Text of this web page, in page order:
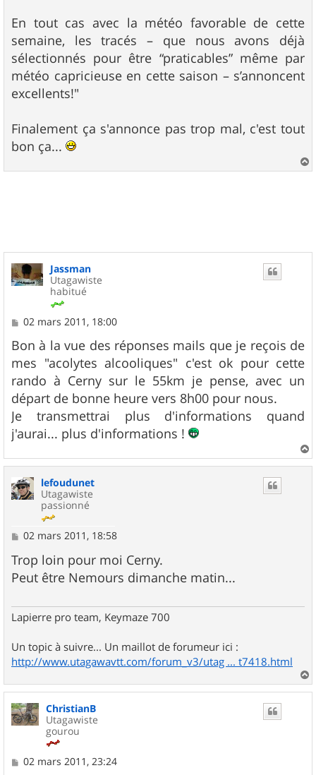
En tout cas avec la météo favorable de cette
semaine, les tracés – que nous avons déjà
sélectionnés pour être “praticables” même par
météo capricieuse en cette saison – s’annoncent
excellents!"
Finalement ça s'annonce pas trop mal, c'est tout
bon ça...
a
Jassman
Utagawiste
habitué
M
s
s
a
g
e
02 mars 2011, 18:00
Bon à la vue des réponses mails que je reçois de
mes "acolytes alcooliques" c'est ok pour cette
rando à Cerny sur le 55km je pense, avec un
départ de bonne heure vers 8h00 pour nous.
Je transmettrai plus d'informations quand
j'aurai... plus d'informations !
a
lefoudunet
Utagawiste
passionné
M
s
s
a
02 mars 2011, 18:58
Trop loin pour moi Cerny.
Peut être Nemours dimanche matin...
Lapierre pro team, Keymaze 700
Un topic à suivre... Un maillot de forumeur ici :
http://www.utagawavtt.com/forum_v3/utag ... t7418.html
a
u
ChristianB
Utagawiste
gourou
M
02 mars 2011, 23:24